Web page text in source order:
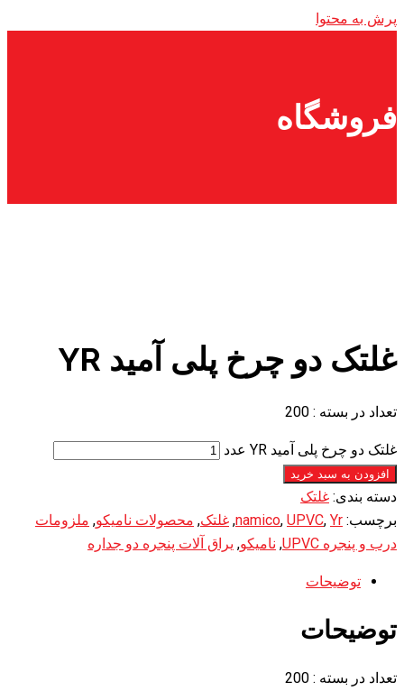
پرش به محتوا
فروشگاه
غلتک دو چرخ پلی آمید YR
تعداد در بسته : 200
غلتک دو چرخ پلی آمید YR عدد
افزودن به سبد خرید
دسته بندی: غلتک
برچسب:
namico, UPVC, Yr
, غلتک, محصولات نامیکو, ملزومات
درب و پنجره UPVC
, نامیکو, یراق آلات پنجره دو جداره
توضیحات
توضیحات
تعداد در بسته : 200